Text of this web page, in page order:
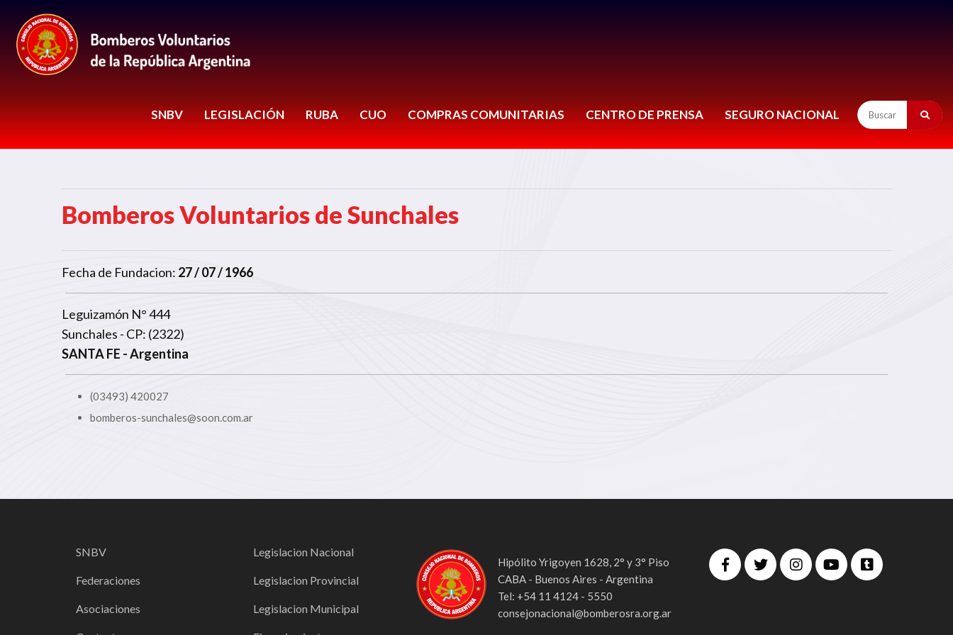
SNBV LEGISLACIÓN RUBA CUO COMPRAS COMUNITARIAS CENTRO DE PRENSA SEGURO NACIONAL
Bomberos Voluntarios de Sunchales
Fecha de Fundacion: 27 / 07 / 1966
Leguizamón N° 444
Sunchales - CP: (2322)
SANTA FE - Argentina
(03493) 420027
bomberos-sunchales@soon.com.ar
SNBV
Federaciones
Asociaciones
Legislacion Nacional
Legislacion Provincial
Legislacion Municipal
Hipólito Yrigoyen 1628, 2° y 3° Piso
CABA - Buenos Aires - Argentina
Tel: +54 11 4124 - 5550
consejonacional@bomberosra.org.ar